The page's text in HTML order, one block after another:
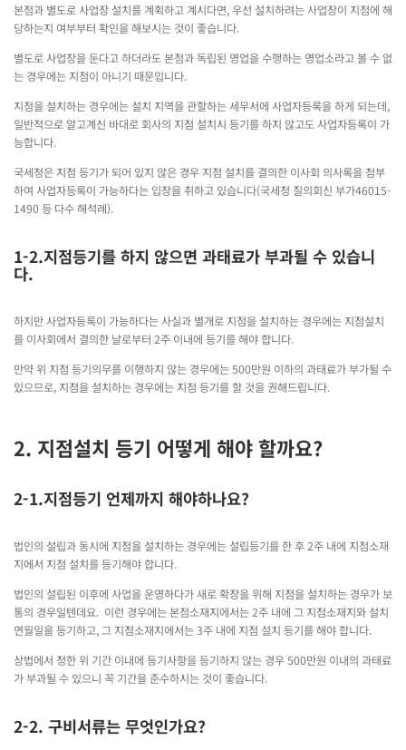
본점과 별도로 사업장 설치를 계획하고 계시다면, 우선 설치하려는 사업장이 지점에 해
당하는지 여부부터 확인을 해보시는 것이 좋습니다.
별도로 사업장을 둔다고 하더라도 본점과 독립된 영업을 수행하는 영업소라고 볼 수 없
는 경우에는 지점이 아니기 때문입니다.
지점을 설치하는 경우에는 설치 지역을 관할하는 세무서에 사업자등록을 하게 되는데,
일반적으로 알고계신 바대로 회사의 지점 설치시 등기를 하지 않고도 사업자등록이 가
능합니다.
국세청은 지점 등기가 되어 있지 않은 경우 지점 설치를 결의한 이사회 의사록을 첨부
하여 사업자등록이 가능하다는 입장을 취하고 있습니다(국세청 질의회신 부가46015-
1490 등 다수 해석례).
1-2.지점등기를 하지 않으면 과태료가 부과될 수 있습니
다.
하지만 사업자등록이 가능하다는 사실과 별개로 지점을 설치하는 경우에는 지점설치
를 이사회에서 결의한 날로부터 2주 이내에 등기를 해야 합니다.
만약 위 지점 등기의무를 이행하지 않는 경우에는 500만원 이하의 과태료가 부가될 수
있으므로, 지점을 설치하는 경우에는 지점 등기를 할 것을 권해드립니다.
2. 지점설치 등기 어떻게 해야 할까요?
2-1.지점등기 언제까지 해야하나요?
법인의 설립과 동시에 지점을 설치하는 경우에는 설립등기를 한 후 2주 내에 지점소재
지에서 지점 설치를 등기해야 합니다.
법인의 설립된 이후에 사업을 운영하다가 새로 확장을 위해 지점을 설치하는 경우가 보
통의 경우일텐데요. 이런 경우에는 본점소재지에서는 2주 내에 그 지점소재지와 설치
연월일을 등기하고, 그 지점소재지에서는 3주 내에 지점 설치 등기를 해야 합니다.
상법에서 정한 위 기간 이내에 등기사항을 등기하지 않는 경우 500만원 이내의 과태료
가 부과될 수 있으니 꼭 기간을 준수하시는 것이 좋습니다.
2-2. 구비서류는 무엇인가요?